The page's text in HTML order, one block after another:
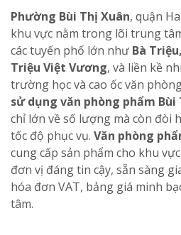
Phường Bùi Thị Xuân, quận
khu vực nằm trong lõi trung
các tuyến phố lớn như Bà
Triệu Việt Vương, và liền kề
trường học và cao ốc văn
sử dụng văn phòng phẩm Bùi
chỉ lớn về số lượng mà còn đòi
tốc độ phục vụ. Văn phòng
cung cấp sản phẩm cho khu
đơn vị đáng tin cậy, sẵn sàng
hóa đơn VAT, bảng giá minh
tâm.